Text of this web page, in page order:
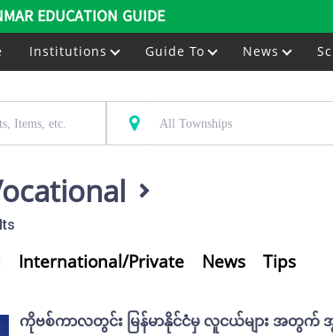
EDUCATION GUIDE
Institutions Guide To News
International/Private News Tips
ကိုဗစ်ကာလတွင်း မြန်မာနိုင်ငံမှ လူငယ်များ အတွက်